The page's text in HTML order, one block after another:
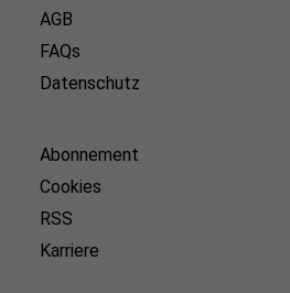
AGB
FAQs
Datenschutz
Abonnement
Cookies
RSS
Karriere